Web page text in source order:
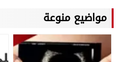
مواضيع منوعة